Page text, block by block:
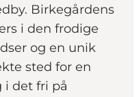
Birkegårdens
i den frodige
og en unik
sted for en
i det fri på